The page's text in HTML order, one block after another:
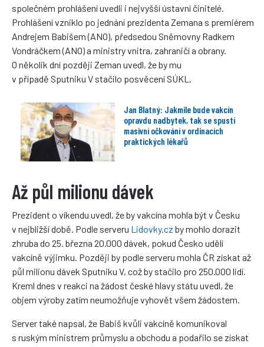
společném prohlášení uvedli i nejvyšší ústavní činitelé.
Prohlášení vzniklo po jednání prezidenta Zemana s premiérem
Andrejem Babišem (ANO), předsedou Sněmovny Radkem
Vondráčkem (ANO) a ministry vnitra, zahraničí a obrany.
O několik dní později Zeman uvedl, že by mu
v případě Sputniku V stačilo posvěcení SÚKL.
Jan Blatný: Jakmile bude vakcín
opravdu nadbytek, tak se spustí
masivní očkování v ordinacích
praktických lékařů
Až půl milionu dávek
Prezident o víkendu uvedl, že by vakcína mohla být v Česku
v nejbližší době. Podle serveru Lidovky.cz by mohlo dorazit
zhruba do 25. března 20.000 dávek, pokud Česko udělí
vakcíně výjimku. Později by podle serveru mohla ČR získat až
půl milionu dávek Sputniku V, což by stačilo pro 250.000 lidí.
Kreml dnes v reakci na žádost české hlavy státu uvedl, že
objem výroby zatím neumožňuje vyhovět všem žádostem.
Server také napsal, že Babiš kvůli vakcíně komunikoval
s ruským ministrem průmyslu a obchodu a podařilo se získat